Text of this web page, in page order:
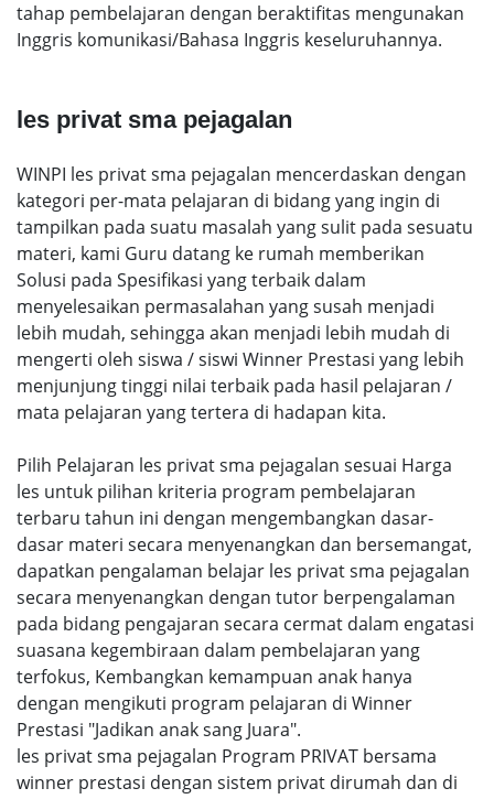
tahap pembelajaran dengan beraktifitas mengunakan
Inggris komunikasi/Bahasa Inggris keseluruhannya.
les privat sma pejagalan
WINPI les privat sma pejagalan mencerdaskan dengan
kategori per-mata pelajaran di bidang yang ingin di
tampilkan pada suatu masalah yang sulit pada sesuatu
materi, kami Guru datang ke rumah memberikan
Solusi pada Spesifikasi yang terbaik dalam
menyelesaikan permasalahan yang susah menjadi
lebih mudah, sehingga akan menjadi lebih mudah di
mengerti oleh siswa / siswi Winner Prestasi yang lebih
menjunjung tinggi nilai terbaik pada hasil pelajaran /
mata pelajaran yang tertera di hadapan kita.
Pilih Pelajaran les privat sma pejagalan sesuai Harga
les untuk pilihan kriteria program pembelajaran
terbaru tahun ini dengan mengembangkan dasar-
dasar materi secara menyenangkan dan bersemangat,
dapatkan pengalaman belajar les privat sma pejagalan
secara menyenangkan dengan tutor berpengalaman
pada bidang pengajaran secara cermat dalam engatasi
suasana kegembiraan dalam pembelajaran yang
terfokus, Kembangkan kemampuan anak hanya
dengan mengikuti program pelajaran di Winner
Prestasi "Jadikan anak sang Juara".
les privat sma pejagalan Program PRIVAT bersama
winner prestasi dengan sistem privat dirumah dan di